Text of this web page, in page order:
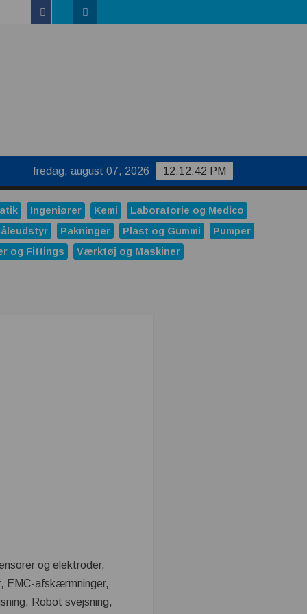
Facebook
TwitterLinkedin
12:12:43 PM
fredag, august 07, 2026
Ingeniører Kemi
Laboratorie og Medico
Pakninger Plast og Gummi
Pumper
og Fittings
Værktøj og Maskiner
og elektroder,
EMC-afskærmninger,
Robot svejsning,